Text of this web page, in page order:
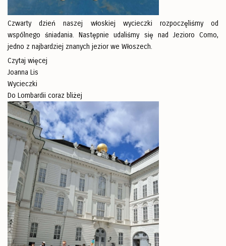
Czwarty dzień naszej włoskiej wycieczki rozpoczęliśmy od
wspólnego śniadania. Następnie udaliśmy się nad Jezioro Como,
jedno z najbardziej znanych jezior we Włoszech.
Czytaj więcej
Joanna Lis
Wycieczki
Do Lombardii coraz bliżej